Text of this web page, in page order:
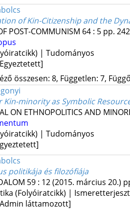
of Kin-Citizenship and the
POST-COMMUNISM 64: 5 pp.
| Tudományos
összesen: 8, Független: 7,
Kin-minority as Symbolic
ON ETHNOPOLITICS AND
| Tudományos
politikája és filozófiája
59: 12 (2015. március 20.)
(Folyóiratcikk) |
láttamozott]